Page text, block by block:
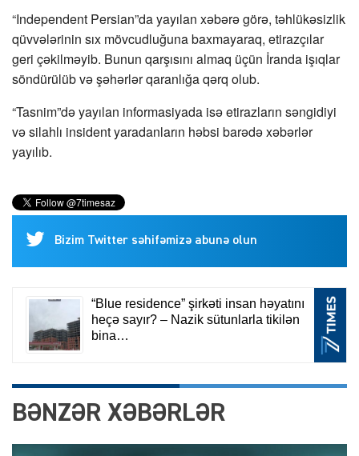
“Independent Persian”da yayılan xəbərə görə, təhlükəsizlik
qüvvələrinin sıx mövcudluğuna baxmayaraq, etirazçılar
geri çəkilməyib. Bunun qarşısını almaq üçün İranda işıqlar
söndürülüb və şəhərlər qaranlığa qərq olub.
“Tasnim”də yayılan informasiyada isə etirazların səngidiyi
və silahlı insident yaradanların həbsi barədə xəbərlər
yayılıb.
Bizim Twitter səhifəmizə abunə olun
BƏNZƏR XƏBƏRLƏR